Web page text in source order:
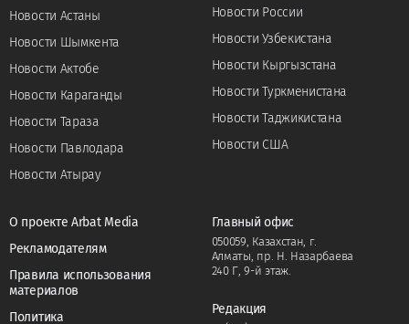
Новости Астаны
Новости Шымкента
Новости Актобе
Новости Караганды
Новости Тараза
Новости Павлодара
Новости Атырау
Новости России
Новости Узбекистана
Новости Кыргызстана
Новости Туркменистана
Новости Таджикистана
Новости США
О проекте Arbat Media
Рекламодателям
Правила использования
материалов
Политика
Главный офис
050059, Казахстан, г.
Алматы, пр. Н. Назарбаева
240 Г, 9-й этаж.
Редакция